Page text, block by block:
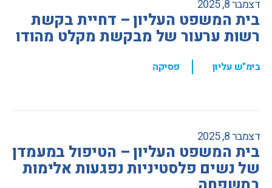
דצמבר 8, 2025
בית המשפט העליון – דחיית בקשת
רשות ערעור של מבקשת מקלט מהודו
בימ"ש עליון , פסיקה
דצמבר 8, 2025
בית המשפט העליון – הטיפול במעמדן
של נשים פלסטיניות נפגעות אלימות